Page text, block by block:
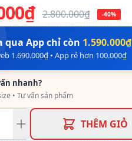
2.800.000₫ -40%
qua App chỉ còn 1.590.000₫
1.690.000₫ • App rẻ hơn 100.000₫
nhanh?
• Tư vấn sản phẩm
THÊM GIỎ